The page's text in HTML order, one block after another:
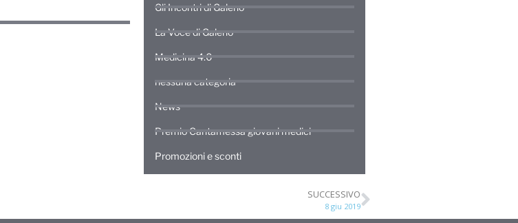
Gli Incontri di Galeno
La Voce di Galeno
Medicina 4.0
nessuna categoria
News
Premio Cantamessa giovani medici
Promozioni e sconti
SUCCESSIVO
8 giu 2019